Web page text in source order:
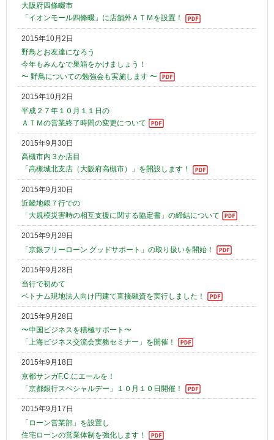
大阪府四條畷市
「イオンモール四條畷」に店舗外ＡＴＭを設置！
2015年10月2日
野鳥とお友達になろう
今年もみんなで巣箱をかけましょう！
〜 野鳥についての勉強会も実施します 〜
2015年10月2日
平成２７年１０月１１日の
ＡＴＭの営業終了時間の変更について
2015年9月30日
高槻市内３か店目
「高槻城北支店（大阪府高槻市）」を開設します！
2015年9月30日
近畿地銀７行での
「大規模災害時の相互支援に関する協定書」の締結について
2015年9月29日
「京銀フリーローン グッドサポート」の取り扱いを開始！
2015年9月28日
当行で初めて
ベトナム現地法人向け円建て直接融資を実行しました！
2015年9月28日
〜中国ビジネスを積極サポート〜
「上海ビジネス交流会実務セミナー」を開催！
2015年9月18日
京都サンガF.C.にエールを！
「京都銀行スペシャルデー」１０月１０日開催！
2015年9月17日
「ローン営業部」を設置し
住宅ローンの営業体制を強化します！